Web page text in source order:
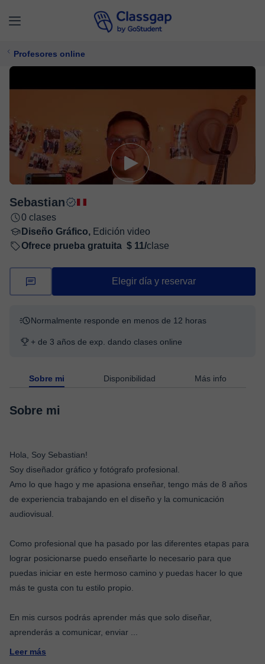
Profesores online
Sebastian
0 clases
Diseño Gráfico, Edición video
Ofrece prueba gratuita $ 11/clase
Elegir día y reservar
Normalmente responde en menos de 12 horas
+ de 3 años de exp. dando clases online
Sobre mi Disponibilidad Más info
Sobre mi
Hola, Soy Sebastian!
Soy diseñador gráfico y fotógrafo profesional.
Amo lo que hago y me apasiona enseñar, tengo más de 8 años
de experiencia trabajando en el diseño y la comunicación
audiovisual.
Como profesional que ha pasado por las diferentes etapas para
lograr posicionarse puedo enseñarte lo necesario para que
puedas iniciar en este hermoso camino y puedas hacer lo que
más te gusta con tu estilo propio.
En mis cursos podrás aprender más que solo diseñar,
aprenderás a comunicar, enviar
Leer más